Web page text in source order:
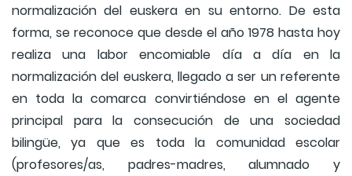
normalización del euskera en su entorno. De esta
forma, se reconoce que desde el año 1978 hasta hoy
realiza una labor encomiable día a día en la
normalización del euskera, llegado a ser un referente
en toda la comarca convirtiéndose en el agente
principal para la consecución de una sociedad
bilingüe, ya que es toda la comunidad escolar
(profesores/as, padres-madres, alumnado y